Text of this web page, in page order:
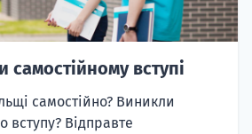
вступі
самостійно? Виникли
вступу? Відправте